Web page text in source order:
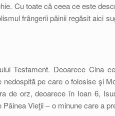
Cu toate că ceea ce este
frângerii pâinii regăsit aici
Testament. Deoarece Cina
pe care o folosise şi
de orz, deoarece în Ioan 6,
Vieţii – o minune care a